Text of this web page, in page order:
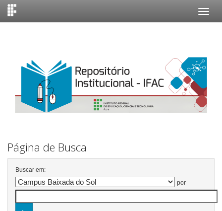
Página de Busca
Buscar em:
por